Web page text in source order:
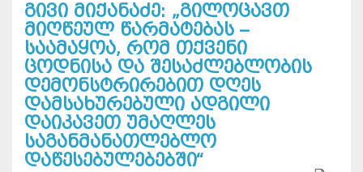
გივი მიქანაძე: „გილოცავთ
მიღწეულ წარმატებას –
საამაყოა, რომ თქვენი
ცოდნისა და შესაძლებლობის
დემონსტრირებით დღეს
დამსახურებული ადგილი
დაიკავეთ უმაღლეს
საგანმანათლებლო
დაწესებულებებში“